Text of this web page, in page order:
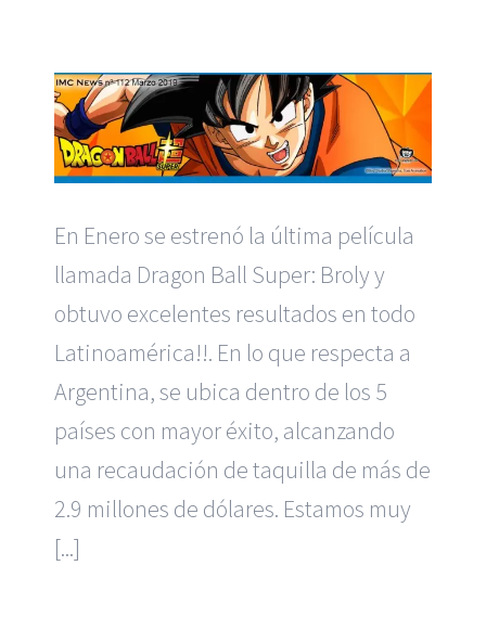
En Enero se estrenó la última película
llamada Dragon Ball Super: Broly y
obtuvo excelentes resultados en todo
Latinoamérica!!. En lo que respecta a
Argentina, se ubica dentro de los 5
países con mayor éxito, alcanzando
una recaudación de taquilla de más de
2.9 millones de dólares. Estamos muy
[...]